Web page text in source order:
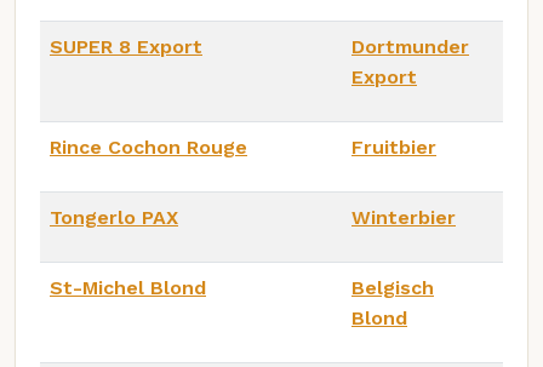
SUPER 8 Export
Dortmunder
Export
Rince Cochon Rouge Fruitbier
Tongerlo PAX Winterbier
St-Michel Blond
Belgisch
Blond